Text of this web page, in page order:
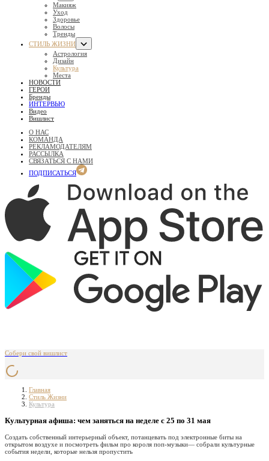
Макияж
Уход
Здоровье
Волосы
Тренды
СТИЛЬ ЖИЗНИ
Астрология
Дизайн
Культура
Места
НОВОСТИ
ГЕРОИ
Бренды
ИНТЕРВЬЮ
Видео
Вишлист
О НАС
КОМАНДА
РЕКЛАМОДАТЕЛЯМ
РАССЫЛКА
СВЯЗАТЬСЯ С НАМИ
ПОДПИСАТЬСЯ
Собери свой вишлист
Главная
Стиль Жизни
Культура
Культурная афиша: чем заняться на неделе с 25 по 31 мая
Создать собственный интерьерный объект, потанцевать под электронные биты на
открытом воздухе и посмотреть фильм про короля поп-музыки— собрали культурные
события недели, которые нельзя пропустить